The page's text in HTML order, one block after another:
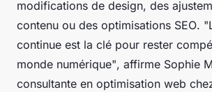
modifications de design, des
contenu ou des optimisations SEO.
continue est la clé pour rester
monde numérique", affirme Sophie
consultante en optimisation web